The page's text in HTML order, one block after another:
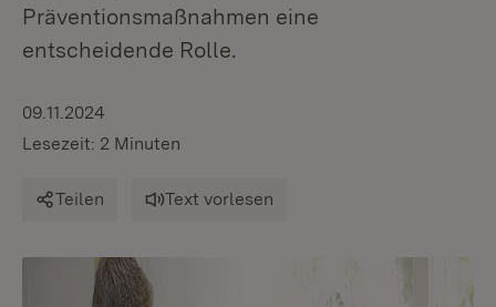
Präventionsmaßnahmen eine
entscheidende Rolle.
09.11.2024
Lesezeit: 2 Minuten
Teilen Text vorlesen